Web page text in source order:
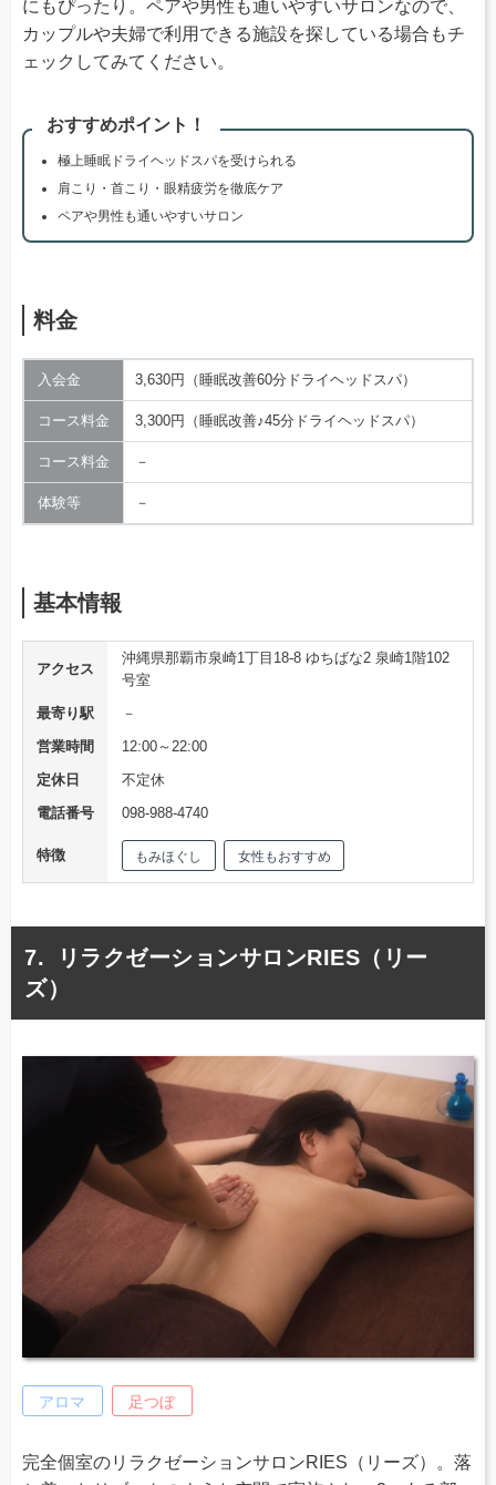
にもぴったり。ペアや男性も通いやすいサロンなので、
カップルや夫婦で利用できる施設を探している場合もチ
ェックしてみてください。
おすすめポイント！
極上睡眠ドライヘッドスパを受けられる
肩こり・首こり・眼精疲労を徹底ケア
ペアや男性も通いやすいサロン
料金
入会金 3,630円（睡眠改善60分ドライヘッドスパ）
コース料金 3,300円（睡眠改善♪45分ドライヘッドスパ）
コース料金 －
体験等 －
基本情報
アクセス
沖縄県那覇市泉崎1丁目18-8 ゆちばな2 泉崎1階102
号室
最寄り駅
－
営業時間
12:00～22:00
定休日
不定休
電話番号
098-988-4740
特徴 もみほぐし 女性もおすすめ
リラクゼーションサロンRIES（リー
ズ）
アロマ 足つぼ
完全個室のリラクゼーションサロンRIES（リーズ）。落